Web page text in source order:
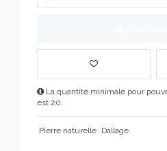
La quantité minimale pour
est 20.
Pierre naturelle Dallage